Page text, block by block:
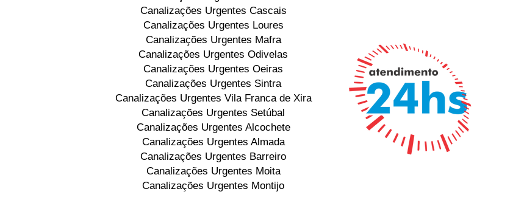
Canalizações Urgentes Cascais
Canalizações Urgentes Loures
Canalizações Urgentes Mafra
Canalizações Urgentes Odivelas
Canalizações Urgentes Oeiras
Canalizações Urgentes Sintra
Canalizações Urgentes Vila Franca de Xira
Canalizações Urgentes Setúbal
Canalizações Urgentes Alcochete
Canalizações Urgentes Almada
Canalizações Urgentes Barreiro
Canalizações Urgentes Moita
Canalizações Urgentes Montijo